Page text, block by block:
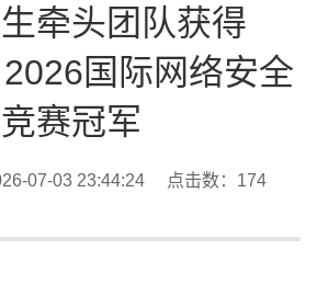
牵头团队获得
国际网络安全
竞赛冠军
07-03 23:44:24 点击数： 174